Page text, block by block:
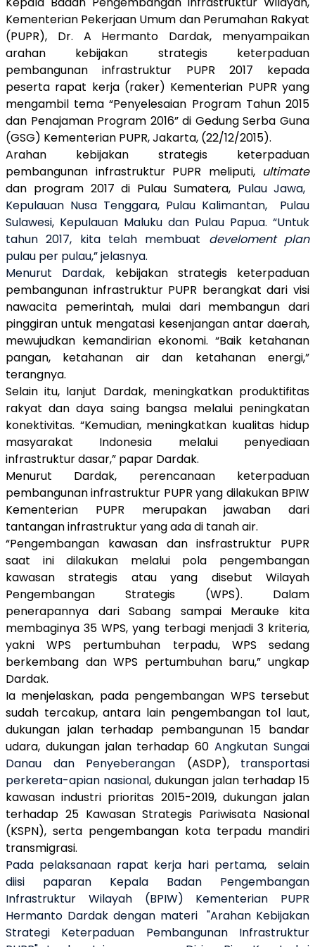
Kementerian Pekerjaan Umum dan Perumahan Rakyat
(PUPR), Dr. A Hermanto Dardak, menyampaikan
arahan kebijakan strategis
keterpaduan
pembangunan
infrastruktur PUPR 2017 kepada
peserta rapat kerja (raker) Kementerian PUPR yang
mengambil tema “Penyelesaian Program Tahun 2015
dan Penajaman Program 2016” di Gedung Serba Guna
(GSG) Kementerian PUPR, Jakarta, (22/12/2015).
Arahan kebijakan strategis keterpaduan
pembangunan infrastruktur PUPR meliputi, ultimate
dan program 2017 di Pulau Sumatera, Pulau Jawa,
Kepulauan Nusa Tenggara, Pulau Kalimantan,
Pulau
Sulawesi, Kepulauan Maluku dan Pulau Papua. “Untuk
tahun 2017, kita telah membuat develoment plan
pulau per pulau,” jelasnya.
Menurut Dardak, kebijakan strategis keterpaduan
pembangunan infrastruktur PUPR berangkat dari visi
nawacita pemerintah, mulai dari membangun dari
pinggiran untuk mengatasi kesenjangan antar daerah,
mewujudkan kemandirian ekonomi. “Baik ketahanan
pangan, ketahanan air dan ketahanan energi,”
terangnya.
Selain itu, lanjut Dardak, meningkatkan produktifitas
rakyat dan daya saing bangsa melalui peningkatan
konektivitas. “Kemudian, meningkatkan kualitas hidup
masyarakat Indonesia melalui penyediaan
infrastruktur dasar,” papar Dardak.
Menurut Dardak, perencanaan keterpaduan
pembangunaninfrastruktur PUPR yang dilakukan BPIW
Kementerian PUPR merupakan jawaban dari
tantangan infrastruktur yang ada di tanah air.
“Pengembangan kawasan dan insfrastruktur PUPR
saat ini dilakukan melalui pola pengembangan
kawasan strategis atau yang disebut Wilayah
Pengembangan Strategis (WPS). Dalam
penerapannya dari Sabang sampai Merauke kita
membaginya 35 WPS, yang terbagi menjadi 3 kriteria,
yakni WPS pertumbuhan terpadu, WPS sedang
berkembang dan WPS pertumbuhan baru,” ungkap
Dardak.
Ia menjelaskan, pada pengembangan WPS tersebut
sudah tercakup, antara lain pengembangan tol laut,
dukungan jalan terhadap pembangunan 15 bandar
udara, dukungan jalan terhadap 60Angkutan Sungai
Danau dan Penyeberangan (ASDP),transportasi
perkereta-apian nasional, dukungan jalan terhadap 15
kawasan industri prioritas 2015-2019, dukungan jalan
terhadap 25 Kawasan Strategis Pariwisata Nasional
(KSPN), serta pengembangan kota terpadu mandiri
transmigrasi.
Pada pelaksanaan rapat kerja hari pertama, selain
diisi paparan Kepala Badan Pengembangan
Infrastruktur Wilayah (BPIW) Kementerian PUPR
Hermanto Dardak dengan materi "Arahan Kebijakan
Strategi Keterpaduan Pembangunan Infrastruktur